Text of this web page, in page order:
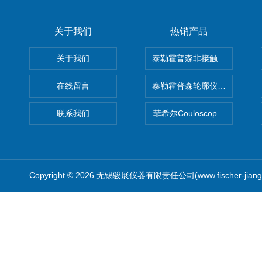
关于我们
关于我们
在线留言
联系我们
热销产品
泰勒霍普森非接触式轮廓仪
泰勒霍普森轮廓仪|TAYLOR
菲希尔Couloscope CMS2电
Copyright © 2026 无锡骏展仪器有限责任公司(www.fischer-